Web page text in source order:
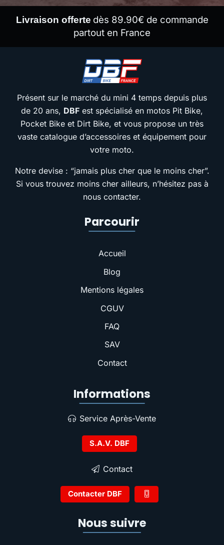
Livraison offerte dès 89.90€ de commande
partout en France
Présent sur le marché du mini 4 temps depuis plus
de 20 ans, DBF est spécialisé en motos Pit Bike,
Pocket Bike et Dirt Bike, et vous propose un très
vaste catalogue d’accessoires et équipement pour
votre moto.
Notre devise : “jamais plus cher que le moins cher”.
Si vous trouvez moins cher ailleurs, n’hésitez pas à
nous contacter.
Parcourir
Accueil
Blog
Mentions légales
CGUV
FAQ
SAV
Contact
Informations
Service Après-Vente
S.A.V. DBF
Contact
Contacter DBF
Nous suivre